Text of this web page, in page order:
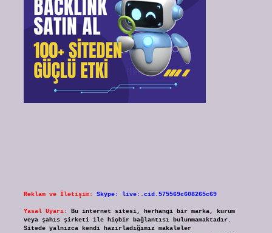
Reklam ve İletişim: Skype: live:.cid.575569c608265c69
Yasal Uyarı:
Bu internet sitesi, herhangi bir marka, kurum
veya şahıs şirketi ile hiçbir bağlantısı bulunmamaktadır.
Sitede yalnızca kendi hazırladığımız makaleler